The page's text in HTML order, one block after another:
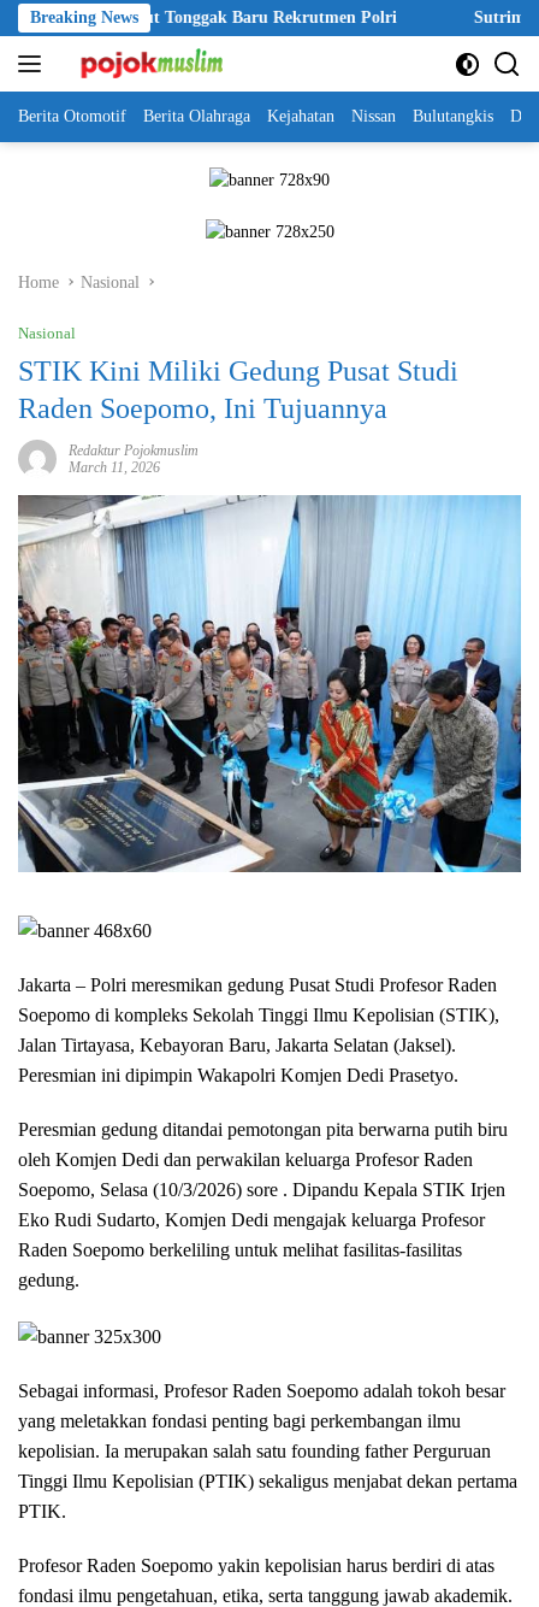
Skip
to
content
Breaking News
Disebut Tonggak Baru Rekrutmen Polri Sutrimo Tewas
Berita Otomotif Berita Olahraga Kejahatan Nissan Bulutangkis
Home Nasional
Nasional
STIK Kini Miliki Gedung Pusat Studi
Raden Soepomo, Ini Tujuannya
Redaktur Pojokmuslim
March 11, 2026
Jakarta – Polri meresmikan gedung Pusat Studi Profesor Raden
Soepomo di kompleks Sekolah Tinggi Ilmu Kepolisian (STIK),
Jalan Tirtayasa, Kebayoran Baru, Jakarta Selatan (Jaksel).
Peresmian ini dipimpin Wakapolri Komjen Dedi Prasetyo.
Peresmian gedung ditandai pemotongan pita berwarna putih biru
oleh Komjen Dedi dan perwakilan keluarga Profesor Raden
Soepomo, Selasa (10/3/2026) sore . Dipandu Kepala STIK Irjen
Eko Rudi Sudarto, Komjen Dedi mengajak keluarga Profesor
Raden Soepomo berkeliling untuk melihat fasilitas-fasilitas
gedung.
Sebagai informasi, Profesor Raden Soepomo adalah tokoh besar
yang meletakkan fondasi penting bagi perkembangan ilmu
kepolisian. Ia merupakan salah satu founding father Perguruan
Tinggi Ilmu Kepolisian (PTIK) sekaligus menjabat dekan pertama
PTIK.
Profesor Raden Soepomo yakin kepolisian harus berdiri di atas
fondasi ilmu pengetahuan, etika, serta tanggung jawab akademik.